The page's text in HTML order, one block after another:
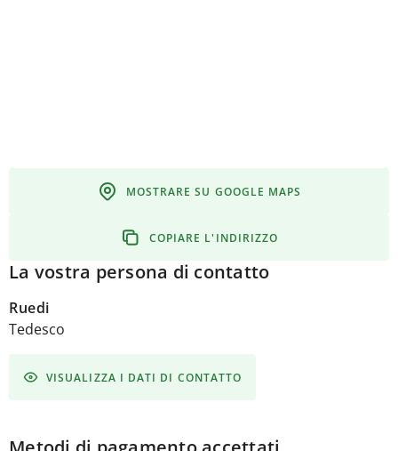
MOSTRARE SU GOOGLE MAPS
COPIARE L'INDIRIZZO
La vostra persona di contatto
Ruedi
Tedesco
VISUALIZZA I DATI DI CONTATTO